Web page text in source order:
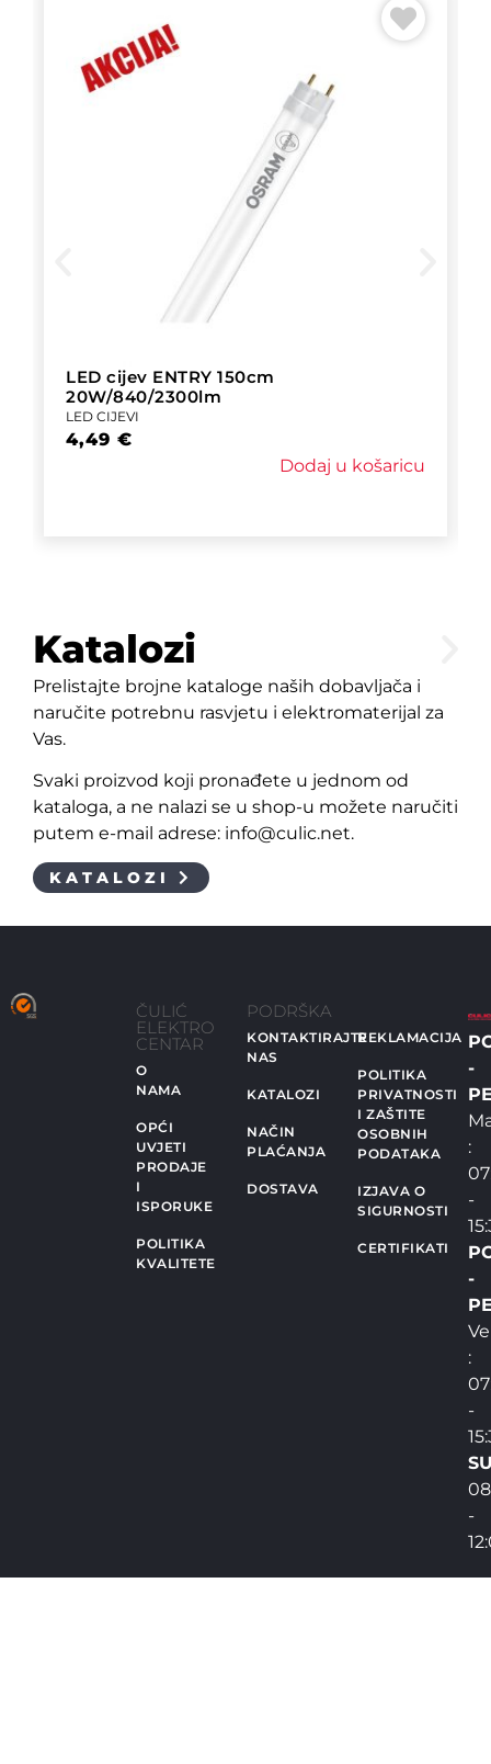
LED cijev ENTRY 150cm
20W/840/2300lm
LED CIJEVI
4,49 €
Dodaj u košaricu
Katalozi
Prelistajte brojne kataloge naših dobavljača i
naručite potrebnu rasvjetu i elektromaterijal za
Vas.
Svaki proizvod koji pronađete u jednom od
kataloga, a ne nalazi se u shop-u možete naručiti
putem e-mail adrese: info@culic.net.
KATALOZI
ČULIĆ
ELEKTRO
CENTAR
O
NAMA
OPĆI
UVJETI
PRODAJE
I
ISPORUKE
POLITIKA
KVALITETE
PODRŠKA
KONTAKTIRAJTE
NAS
KATALOZI
NAČIN
PLAĆANJA
DOSTAVA
REKLAMACIJA
POLITIKA
PRIVATNOSTI
I ZAŠTITE
OSOBNIH
PODATAKA
IZJAVA O
SIGURNOSTI
CERTIFIKATI
-
:
-
-
:
-
-